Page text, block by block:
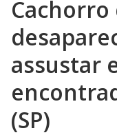
Cachorro
assustar
(SP)